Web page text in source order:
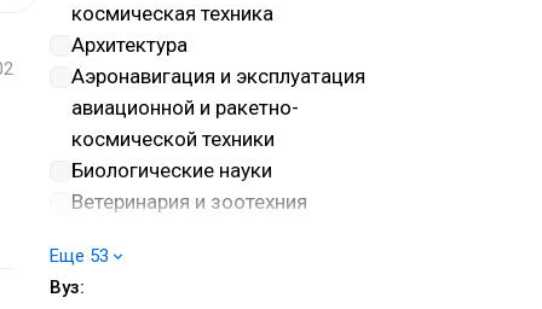
космическая техника
Архитектура
Аэронавигация и эксплуатация
авиационной и ракетно-
космической техники
Биологические науки
Ветеринария и зоотехния
Изобразительное и прикладные
виды искусств
Еще 53
Вуз: